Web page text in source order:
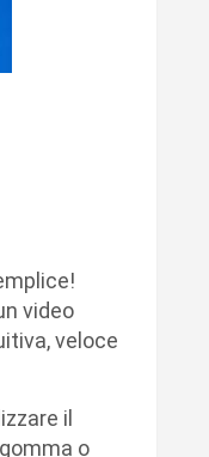
video
veloce
il
o